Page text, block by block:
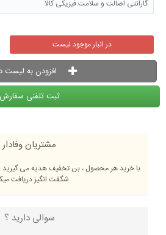
گارانتی اصالت و سلامت فیزیکی کالا
در انبار موجود نیست
افزودن به لیست
ثبت تلفنی سفارش
مشتریان وفادار
با خرید هر محصول ، بن تخفیف هدیه می
شگفت انگیز دریافت
سوالی دارید ؟